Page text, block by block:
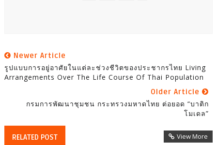
Newer Article
รูปแบบการอยู่อาศัยในแต่ละช่วงชีวิตของประชากรไทย Living
Arrangements Over The Life Course Of Thai Population
Older Article
กรมการพัฒนาชุมชน กระทรวงมหาดไทย ต่อยอด “บาติก
โมเดล”
RELATED POST View More